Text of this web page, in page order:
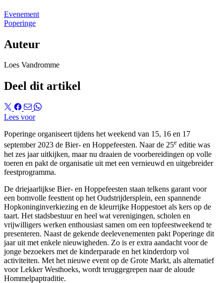
Evenement
Poperinge
Auteur
Loes Vandromme
Deel dit artikel
Lees voor
Poperinge organiseert tijdens het weekend van 15, 16 en 17
september 2023 de Bier- en Hoppefeesten. Naar de 25e editie was
het zes jaar uitkijken, maar nu draaien de voorbereidingen op volle
toeren en pakt de organisatie uit met een vernieuwd en uitgebreider
feestprogramma.
De driejaarlijkse Bier- en Hoppefeesten staan telkens garant voor
een bomvolle feesttent op het Oudstrijdersplein, een spannende
Hopkoninginverkiezing en de kleurrijke Hoppestoet als kers op de
taart. Het stadsbestuur en heel wat verenigingen, scholen en
vrijwilligers werken enthousiast samen om een topfeestweekend te
presenteren. Naast de gekende deelevenementen pakt Poperinge dit
jaar uit met enkele nieuwigheden. Zo is er extra aandacht voor de
jonge bezoekers met de kinderparade en het kinderdorp vol
activiteiten. Met het nieuwe event op de Grote Markt, als alternatief
voor Lekker Westhoeks, wordt teruggegrepen naar de aloude
Hommelpaptraditie.